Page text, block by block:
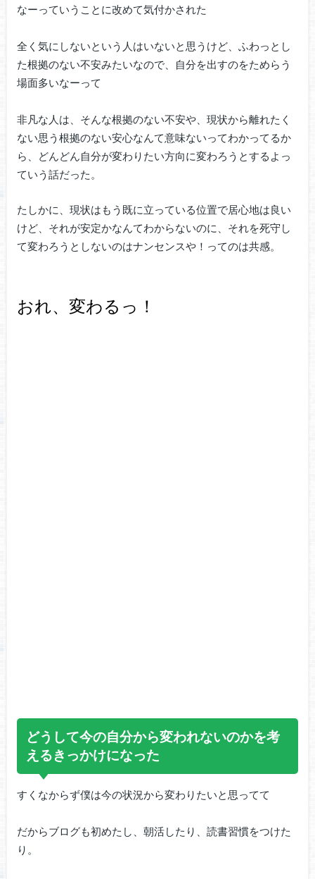
なーっていうことに改めて気付かされた
全く気にしないという人はいないと思うけど、ふわっとし
た根拠のない不安みたいなので、自分を出すのをためらう
場面多いなーって
非凡な人は、そんな根拠のない不安や、現状から離れたく
ない思う根拠のない安心なんて意味ないってわかってるか
ら、どんどん自分が変わりたい方向に変わろうとするよっ
ていう話だった。
たしかに、現状はもう既に立っている位置で居心地は良い
けど、それが安定かなんてわからないのに、それを死守し
て変わろうとしないのはナンセンスや！ってのは共感。
おれ、変わるっ！
どうして今の自分から変われないのかを考
えるきっかけになった
すくなからず僕は今の状況から変わりたいと思ってて
だからブログも初めたし、朝活したり、読書習慣をつけた
り。